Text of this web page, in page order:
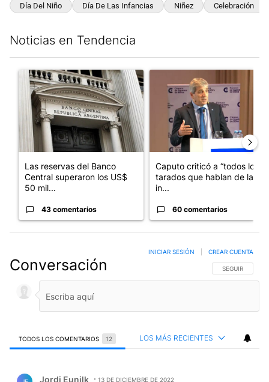
Día Del Niño Día De Las Infancias Niñez Celebración
Noticias en Tendencia
Un artículo de tendencia con el título "Las reservas del Banco
Las reservas del Banco
Central superaron los US$
50 mil...
43 comentarios
Caputo criticó a “todos los
tarados que hablan de la
in...
60 comentarios
Conversación SIGA ESTA
SEGUIR
INICIAR SESIÓN CREAR CUENTA
TODOS LOS COMENTARIOS 12 LOS MÁS RECIENTES
Jordi Eunilk 13 DE DICIEMBRE DE 2022